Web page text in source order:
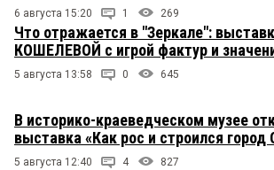
6 августа 15:20 1 269
Что отражается в "Зеркале":
КОШЕЛЕВОЙ с игрой фактур и
5 августа 13:58 0 645
В историко-краеведческом музее
выставка «Как рос и строился город
5 августа 12:40 4 827